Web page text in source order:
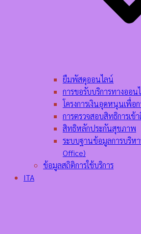
ยืมพัสดุออนไลน์
การขอรับบริการทางออน
โครงการเงินอุดหนุนเพื่อก
การตรวจสอบสิทธิการเข้
สิทธิหลักประกันสุขภาพ
ระบบฐานข้อมูลการบริหา
Office)
ข้อมูลสถิติการใช้บริการ
ITA